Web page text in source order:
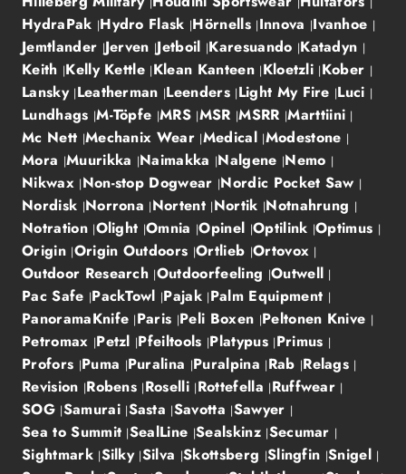
HydraPak Hydro Flask Hörnells Innova Ivanhoe
Jemtlander Jerven Jetboil Karesuando Katadyn
Keith Kelly Kettle Klean Kanteen Kloetzli Kober
Lansky Leatherman Leenders Light My Fire Luci
Lundhags M-Töpfe MRS MSR MSRR Marttiini
Mc Nett Mechanix Wear Medical Modestone
Mora Muurikka Naimakka Nalgene Nemo
Nikwax Non-stop Dogwear Nordic Pocket Saw
Nordisk Norrona Nortent Nortik Notnahrung
Notration Olight Omnia Opinel Optilink Optimus
Origin Origin Outdoors Ortlieb Ortovox
Outdoor Research Outdoorfeeling Outwell
Pac Safe PackTowl Pajak Palm Equipment
PanoramaKnife Paris Peli Boxen Peltonen Knive
Petromax Petzl Pfeiltools Platypus Primus
Profors Puma Puralina Puralpina Rab Relags
Revision Robens Roselli Rottefella Ruffwear
SOG Samurai Sasta Savotta Sawyer
Sea to Summit SealLine Sealskinz Secumar
Sightmark Silky Silva Skottsberg Slingfin Snigel